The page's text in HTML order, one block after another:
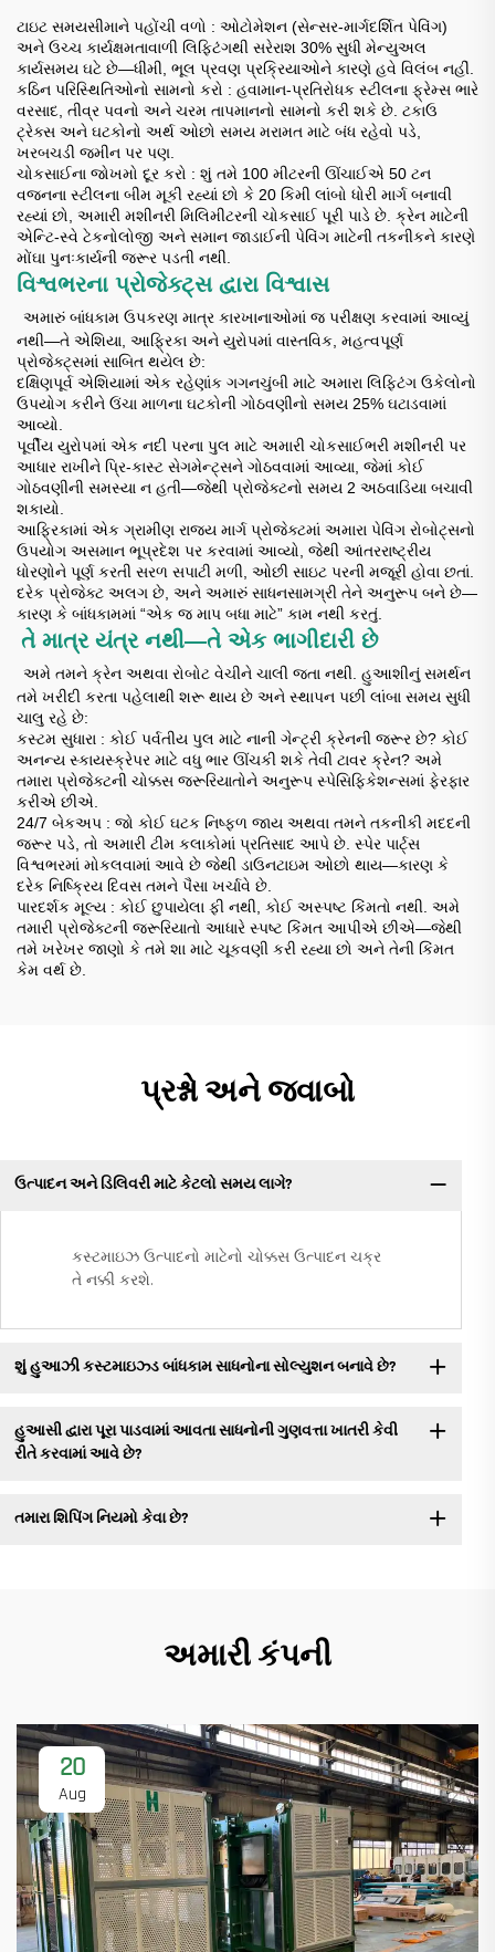
ટાઇટ સમયસીમાને પહોંચી વળો : ઓટોમેશન (સેન્સર-માર્ગદર્શિત પેવિંગ)
અને ઉચ્ચ કાર્યક્ષમતાવાળી લિફ્ટિંગથી સરેરાશ 30% સુધી મેન્યુઅલ
કાર્યસમય ઘટે છે—ધીમી, ભૂલ પ્રવણ પ્રક્રિયાઓને કારણે હવે વિલંબ નહીં.
કઠિન પરિસ્થિતિઓનો સામનો કરો : હવામાન-પ્રતિરોધક સ્ટીલના ફ્રેમ્સ ભારે
વરસાદ, તીવ્ર પવનો અને ચરમ તાપમાનનો સામનો કરી શકે છે. ટકાઉ
ટ્રેક્સ અને ઘટકોનો અર્થ ઓછો સમય મરામત માટે બંધ રહેવો પડે,
ખરબચડી જમીન પર પણ.
ચોકસાઈના જોખમો દૂર કરો : શું તમે 100 મીટરની ઊંચાઈએ 50 ટન
વજનના સ્ટીલના બીમ મૂકી રહ્યાં છો કે 20 કિમી લાંબો ધોરી માર્ગ બનાવી
રહ્યાં છો, અમારી મશીનરી મિલિમીટરની ચોકસાઈ પૂરી પાડે છે. ક્રેન માટેની
એન્ટિ-સ્વે ટેકનોલોજી અને સમાન જાડાઈની પેવિંગ માટેની તકનીકને કારણે
મોંઘા પુનઃકાર્યની જરૂર પડતી નથી.
વિશ્વભરના પ્રોજેક્ટ્સ દ્વારા વિશ્વાસ
અમારું બાંધકામ ઉપકરણ માત્ર કારખાનાઓમાં જ પરીક્ષણ કરવામાં આવ્યું
નથી—તે એશિયા, આફ્રિકા અને યુરોપમાં વાસ્તવિક, મહત્વપૂર્ણ
પ્રોજેક્ટ્સમાં સાબિત થયેલ છે:
દક્ષિણપૂર્વ એશિયામાં એક રહેણાંક ગગનચુંબી માટે અમારા લિફ્ટિંગ ઉકેલોનો
ઉપયોગ કરીને ઉંચા માળના ઘટકોની ગોઠવણીનો સમય 25% ઘટાડવામાં
આવ્યો.
પૂર્વીય યુરોપમાં એક નદી પરના પુલ માટે અમારી ચોકસાઈભરી મશીનરી પર
આધાર રાખીને પ્રિ-કાસ્ટ સેગમેન્ટ્સને ગોઠવવામાં આવ્યા, જેમાં કોઈ
ગોઠવણીની સમસ્યા ન હતી—જેથી પ્રોજેક્ટનો સમય 2 અઠવાડિયા બચાવી
શકાયો.
આફ્રિકામાં એક ગ્રામીણ રાજ્ય માર્ગ પ્રોજેક્ટમાં અમારા પેવિંગ રોબોટ્સનો
ઉપયોગ અસમાન ભૂપ્રદેશ પર કરવામાં આવ્યો, જેથી આંતરરાષ્ટ્રીય
ધોરણોને પૂર્ણ કરતી સરળ સપાટી મળી, ઓછી સાઇટ પરની મજૂરી હોવા છતાં.
દરેક પ્રોજેક્ટ અલગ છે, અને અમારું સાધનસામગ્રી તેને અનુરૂપ બને છે—
કારણ કે બાંધકામમાં “એક જ માપ બધા માટે” કામ નથી કરતું.
તે માત્ર યંત્ર નથી—તે એક ભાગીદારી છે
અમે તમને ક્રેન અથવા રોબોટ વેચીને ચાલી જતા નથી. હુઆશીનું સમર્થન
તમે ખરીદી કરતા પહેલાથી શરૂ થાય છે અને સ્થાપન પછી લાંબા સમય સુધી
ચાલુ રહે છે:
કસ્ટમ સુધારા : કોઈ પર્વતીય પુલ માટે નાની ગેન્ટ્રી ક્રેનની જરૂર છે? કોઈ
અનન્ય સ્કાયસ્ક્રેપર માટે વધુ ભાર ઊંચકી શકે તેવી ટાવર ક્રેન? અમે
તમારા પ્રોજેક્ટની ચોક્કસ જરૂરિયાતોને અનુરૂપ સ્પેસિફિકેશન્સમાં ફેરફાર
કરીએ છીએ.
24/7 બેકઅપ : જો કોઈ ઘટક નિષ્ફળ જાય અથવા તમને તકનીકી મદદની
જરૂર પડે, તો અમારી ટીમ કલાકોમાં પ્રતિસાદ આપે છે. સ્પેર પાર્ટ્સ
વિશ્વભરમાં મોકલવામાં આવે છે જેથી ડાઉનટાઇમ ઓછો થાય—કારણ કે
દરેક નિષ્ક્રિય દિવસ તમને પૈસા ખર્ચાવે છે.
પારદર્શક મૂલ્ય : કોઈ છુપાયેલા ફી નથી, કોઈ અસ્પષ્ટ કિંમતો નથી. અમે
તમારી પ્રોજેક્ટની જરૂરિયાતો આધારે સ્પષ્ટ કિંમત આપીએ છીએ—જેથી
તમે ખરેખર જાણો કે તમે શા માટે ચૂકવણી કરી રહ્યા છો અને તેની કિંમત
કેમ વર્થ છે.
પ્રશ્નો અને જવાબો
ઉત્પાદન અને ડિલિવરી માટે કેટલો સમય લાગે?
કસ્ટમાઇઝ ઉત્પાદનો માટેનો ચોક્કસ ઉત્પાદન ચક્ર
તે નક્કી કરશે.
શું હુઆઝી કસ્ટમાઇઝ્ડ બાંધકામ સાધનોના સોલ્યુશન બનાવે છે?
હુઆસી દ્વારા પૂરા પાડવામાં આવતા સાધનોની ગુણવત્તા ખાતરી કેવી
રીતે કરવામાં આવે છે?
તમારા શિપિંગ નિયમો કેવા છે?
અમારી કંપની
20
Aug